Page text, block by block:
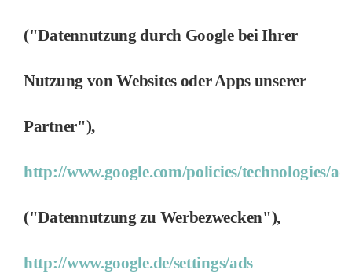
("Datennutzung durch Google bei Ihrer
Nutzung von Websites oder Apps unserer
Partner"),
http://www.google.com/policies/technologies/
("Datennutzung zu Werbezwecken"),
http://www.google.de/settings/ads